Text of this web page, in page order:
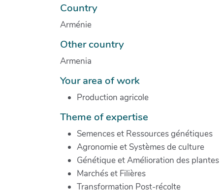
Country
Arménie
Other country
Armenia
Your area of work
Production agricole
Theme of expertise
Semences et Ressources génétiques
Agronomie et Systèmes de culture
Génétique et Amélioration des plantes
Marchés et Filières
Transformation Post-récolte